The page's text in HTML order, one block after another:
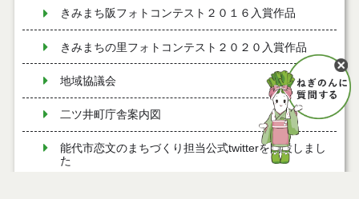
きみまち阪フォトコンテスト２０１６入賞作品
きみまちの里フォトコンテスト２０２０入賞作品
地域協議会
二ツ井町庁舎案内図
能代市恋文のまちづくり担当公式twitterを開設しまし
た